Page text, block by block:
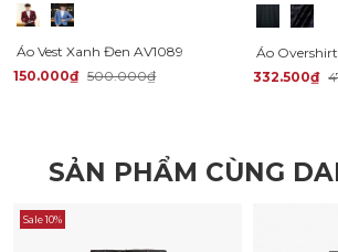
Áo Vest Xanh Đen AV1089
150.000₫ 500.000₫ 332.500₫
SẢN PHẨM CÙNG
Sale 10%